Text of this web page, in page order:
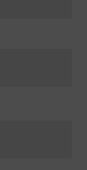
für die
oder